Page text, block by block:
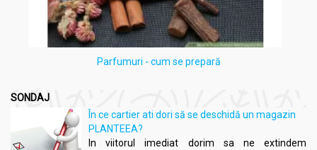
Parfumuri - cum se prepară
SONDAJ
În ce cartier ati dori să se deschidă un magazin
PLANTEEA?
In viitorul imediat dorim sa ne extindem